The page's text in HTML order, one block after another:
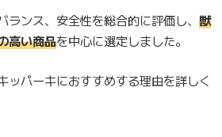
ンス、安全性を総合的に評価し、 獣
高い商品を中心に選定しました。
ッパーキにおすすめする理由を詳しく